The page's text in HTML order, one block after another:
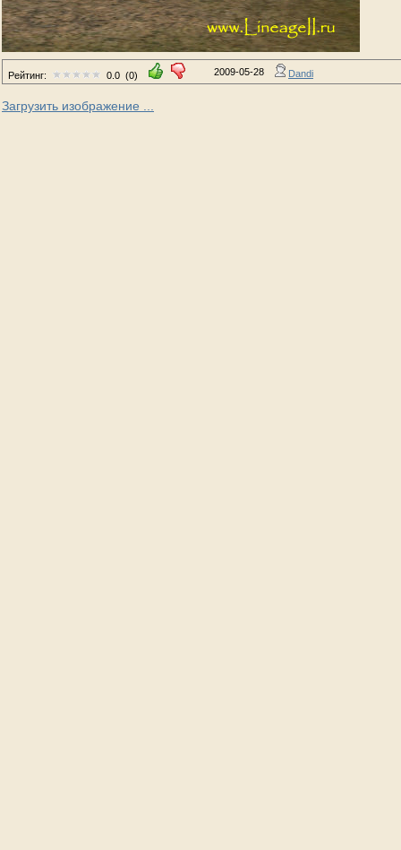
Рейтинг: 0.0 (0) 2009-05-28 Dandi
Загрузить изображение ...